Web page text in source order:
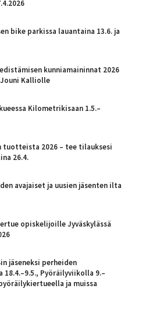
bike parkissa lauantaina 13.6. ja
kunniamaininnat 2026
Kalliolle
Kilometrikisaan 1.5.–
2026 – tee tilauksesi
26.4.
avajaiset ja uusien jäsenten ilta
opiskelijoille Jyväskylässä
jäseneksi perheiden
Pyöräilyviikolla 9.–
ja muissa